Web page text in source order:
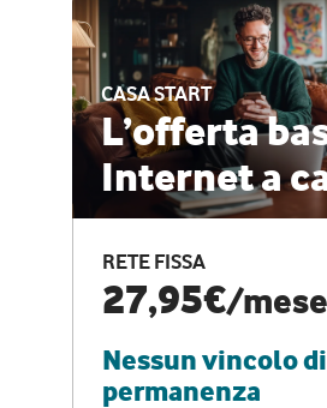
CASA START
L’offerta
Internet a
RETE FISSA
27,95€/mese
Nessun vincolo di
permanenza
ESCLUSIVA ONLINE
CASA PRO
Internet
RETE FISSA +
29,95€